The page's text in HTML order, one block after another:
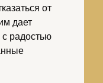
от
дает
радостью